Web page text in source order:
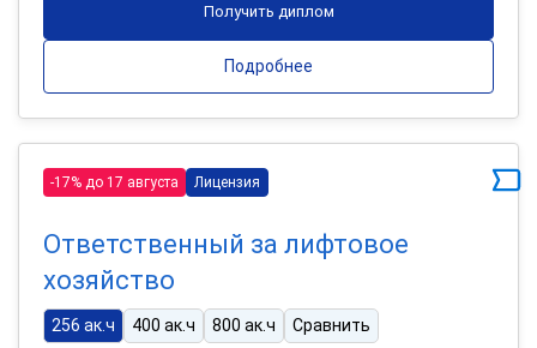
Получить диплом
Подробнее
-17% до 17 августа Лицензия
Ответственный за лифтовое
хозяйство
256 ак.ч 400 ак.ч 800 ак.ч Сравнить